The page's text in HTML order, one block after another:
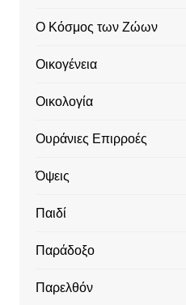
Ο Κόσμος των Ζώων
Οικογένεια
Οικολογία
Ουράνιες Επιρροές
Όψεις
Παιδί
Παράδοξο
Παρελθόν